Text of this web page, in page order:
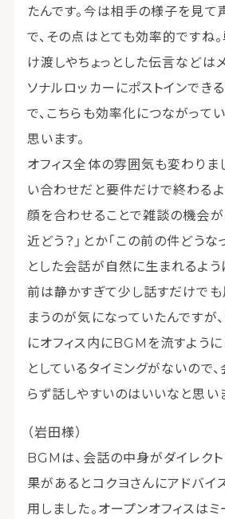
たんです。今は相手の様子を見て
で、その点はとても効率的ですね
け渡しやちょっとした伝言などは
ソナルロッカーにポストインでき
で、こちらも効率化につながって
思います。
オフィス全体の雰囲気も変わりま
い合わせだと要件だけで終わる
顔を合わせることで雑談の機会が
近どう？」とか「この前の件どうな
とした会話が自然に生まれるよう
前は静かすぎて少し話すだけでも
まうのが気になっていたんですが
にオフィス内にBGMを流すように
としているタイミングがないので
らず話しやすいのはいいなと思い
（岩田様）
BGMは、会話の中身がダイレク
果があるとコクヨさんにアドバイ
用しました。オープンオフィスは